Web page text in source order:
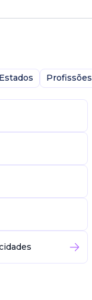
Estados Profissões